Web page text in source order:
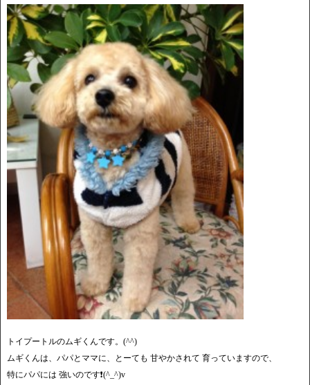
トイプートルのムギくんです。(^^)
ムギくんは、パパとママに、とーても 甘やかされて 育っていますので、
特にパパには 強いのです❗️(^_^)v